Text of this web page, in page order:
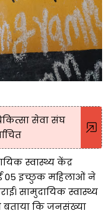
सेवा संघ
स्वास्थ्य केंद्र
05 इच्छुक महिलाओं ने
सामुदायिक स्वास्थ्य
बताया कि जनसंख्या